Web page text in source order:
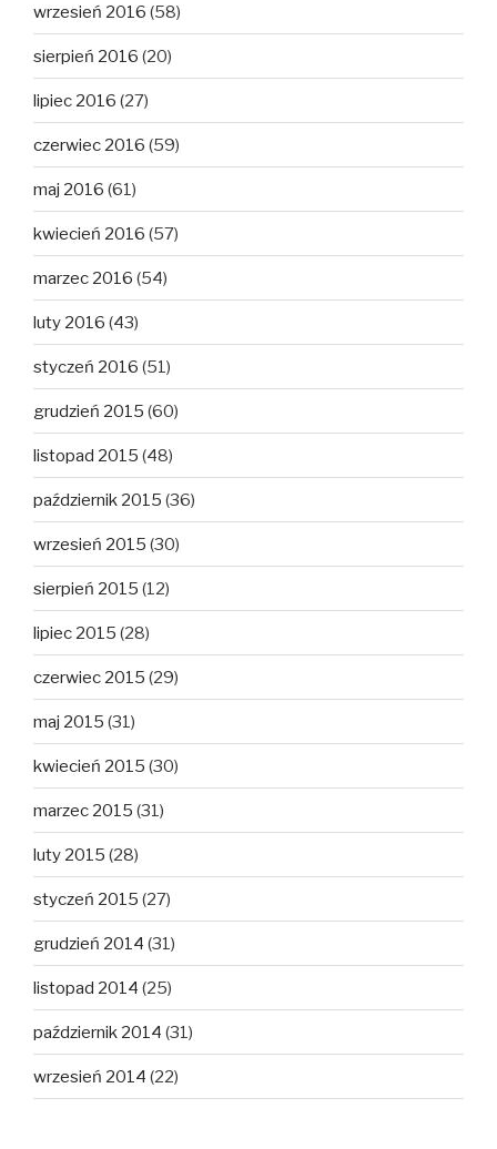
wrzesień 2016 (58)
sierpień 2016 (20)
lipiec 2016 (27)
czerwiec 2016 (59)
maj 2016 (61)
kwiecień 2016 (57)
marzec 2016 (54)
luty 2016 (43)
styczeń 2016 (51)
grudzień 2015 (60)
listopad 2015 (48)
październik 2015 (36)
wrzesień 2015 (30)
sierpień 2015 (12)
lipiec 2015 (28)
czerwiec 2015 (29)
maj 2015 (31)
kwiecień 2015 (30)
marzec 2015 (31)
luty 2015 (28)
styczeń 2015 (27)
grudzień 2014 (31)
listopad 2014 (25)
październik 2014 (31)
wrzesień 2014 (22)